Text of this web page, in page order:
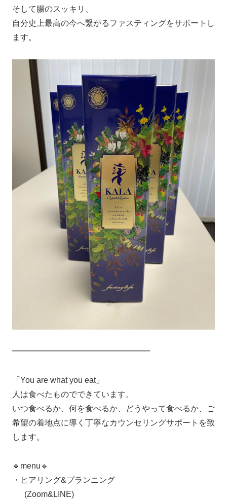
そして腸のスッキリ、
自分史上最高の今へ繋がるファスティングをサポートし
ます。
━━━━━━━━━━━━━━━━━
「You are what you eat」
人は食べたものでできています。
いつ食べるか、何を食べるか、どうやって食べるか、ご
希望の着地点に導く丁寧なカウンセリングサポートを致
します。
🔹menu🔹
・ヒアリング&プランニング
(Zoom&LINE)